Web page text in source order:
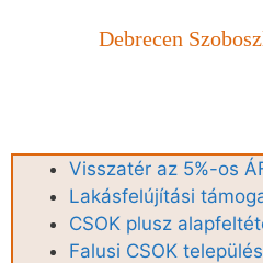
Debrecen
Visszatér az 5%-os
Lakásfelújítási
CSOK plusz
Falusi CSOK